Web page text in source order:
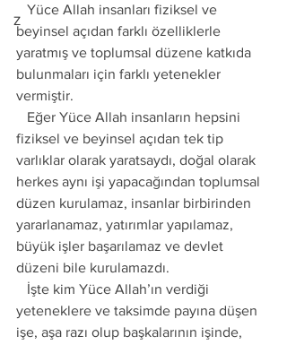
Z
beyinsel açıdan farklı özelliklerle
yaratmış ve toplumsal düzene katkıda
bulunmaları için farklı yetenekler
vermiştir.
fiziksel ve beyinsel açıdan tek tip
varlıklar olarak yaratsaydı, doğal olarak
herkes aynı işi yapacağından toplumsal
düzen kurulamaz, insanlar birbirinden
yararlanamaz, yatırımlar yapılamaz,
büyük işler başarılamaz ve devlet
düzeni bile kurulamazdı.
yeteneklere ve taksimde payına düşen
işe, aşa razı olup başkalarının işinde,